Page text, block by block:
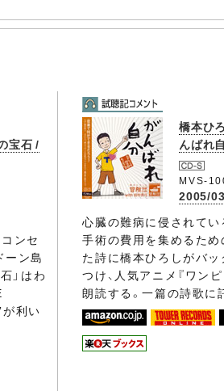
宝石 /
ンセ
ーン島
」はわ
が利い
橋本ひ
んばれ
MVS-
2005/
心臓の難病に侵されて
手術の費用を集めるた
た詩に橋本ひろしがバッ
つけ、人気アニメ『ワン
朗読する。一篇の詩歌